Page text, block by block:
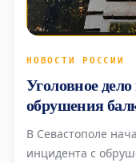
НОВОСТИ РОССИИ
Уголовное
обрушения
В Севастополе
инцидента с